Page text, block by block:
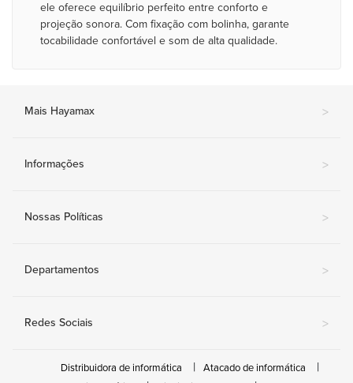
ele oferece equilíbrio perfeito entre conforto e
projeção sonora. Com fixação com bolinha, garante
tocabilidade confortável e som de alta qualidade.
Mais Hayamax >
Informações >
Nossas Políticas >
Departamentos >
Redes Sociais >
Distribuidora de informática
Atacado de informática